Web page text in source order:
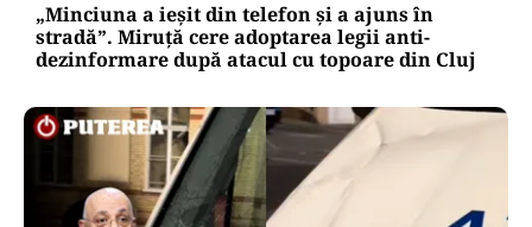
„Minciuna a ieșit din telefon și a ajuns în
stradă”. Miruță cere adoptarea legii anti-
dezinformare după atacul cu topoare din Cluj